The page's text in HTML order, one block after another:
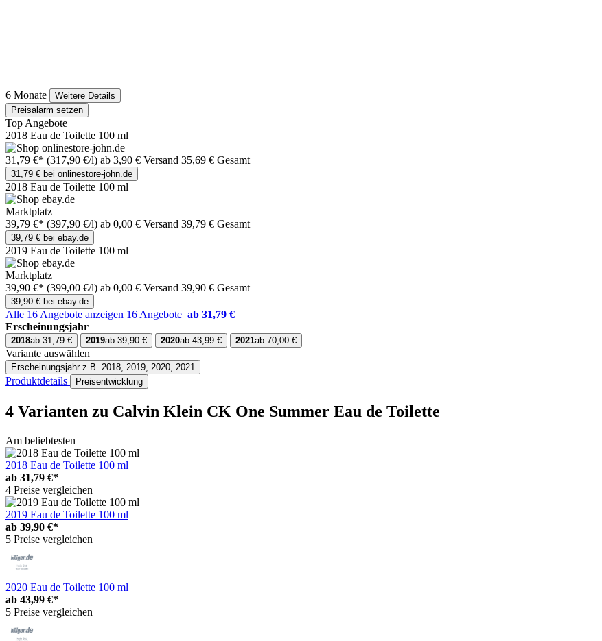
6 Monate
Weitere Details
Preisalarm setzen
Top Angebote
2018 Eau de Toilette 100 ml
31,79 €* (317,90 €/l) ab 3,90 € Versand 35,69 € Gesamt
31,79 € bei onlinestore-john.de
2018 Eau de Toilette 100 ml
Marktplatz
39,79 €* (397,90 €/l) ab 0,00 € Versand 39,79 € Gesamt
39,79 € bei ebay.de
2019 Eau de Toilette 100 ml
Marktplatz
39,90 €* (399,00 €/l) ab 0,00 € Versand 39,90 € Gesamt
39,90 € bei ebay.de
Alle 16 Angebote anzeigen 16 Angebote ab 31,79 €
Erscheinungsjahr
2018ab 31,79 € 2019ab 39,90 € 2020ab 43,99 € 2021ab 70,00 €
Variante auswählen
Erscheinungsjahr z.B. 2018, 2019, 2020, 2021
Produktdetails Preisentwicklung
4 Varianten zu Calvin Klein CK One Summer Eau de Toilette
Am beliebtesten
2018 Eau de Toilette 100 ml
ab 31,79 €*
4 Preise vergleichen
2019 Eau de Toilette 100 ml
ab 39,90 €*
5 Preise vergleichen
2020 Eau de Toilette 100 ml
ab 43,99 €*
5 Preise vergleichen